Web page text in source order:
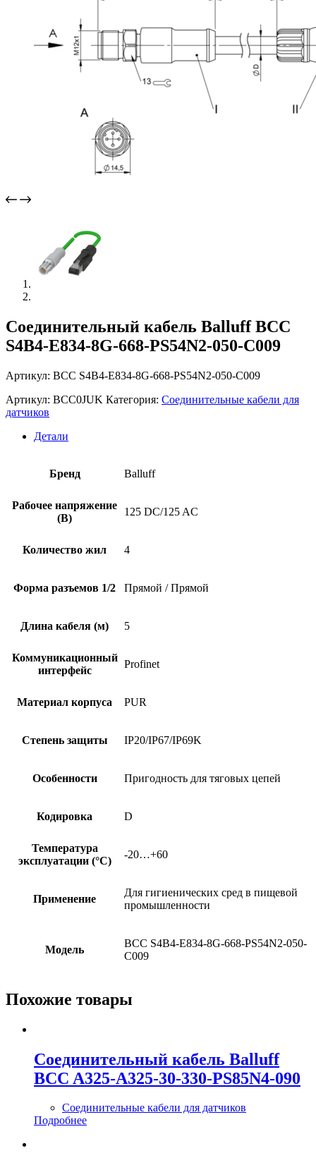
Соединительный кабель Balluff BCC
S4B4-E834-8G-668-PS54N2-050-C009
Артикул: BCC S4B4-E834-8G-668-PS54N2-050-C009
Артикул: BCC0JUK Категория: Соединительные кабели для
датчиков
Детали
Бренд Balluff
Рабочее напряжение
(В)
125 DC/125 AC
Количество жил 4
Форма разъемов 1/2 Прямой / Прямой
Длина кабеля (м) 5
Коммуникационный
интерфейс
Profinet
Материал корпуса PUR
Степень защиты IP20/IP67/IP69K
Особенности Пригодность для тяговых цепей
Кодировка D
Температура
эксплуатации (°C)
-20…+60
Применение
Для гигиенических сред в пищевой
промышленности
Модель
BCC S4B4-E834-8G-668-PS54N2-050-
C009
Похожие товары
Соединительный кабель Balluff
BCC A325-A325-30-330-PS85N4-090
Соединительные кабели для датчиков
Подробнее